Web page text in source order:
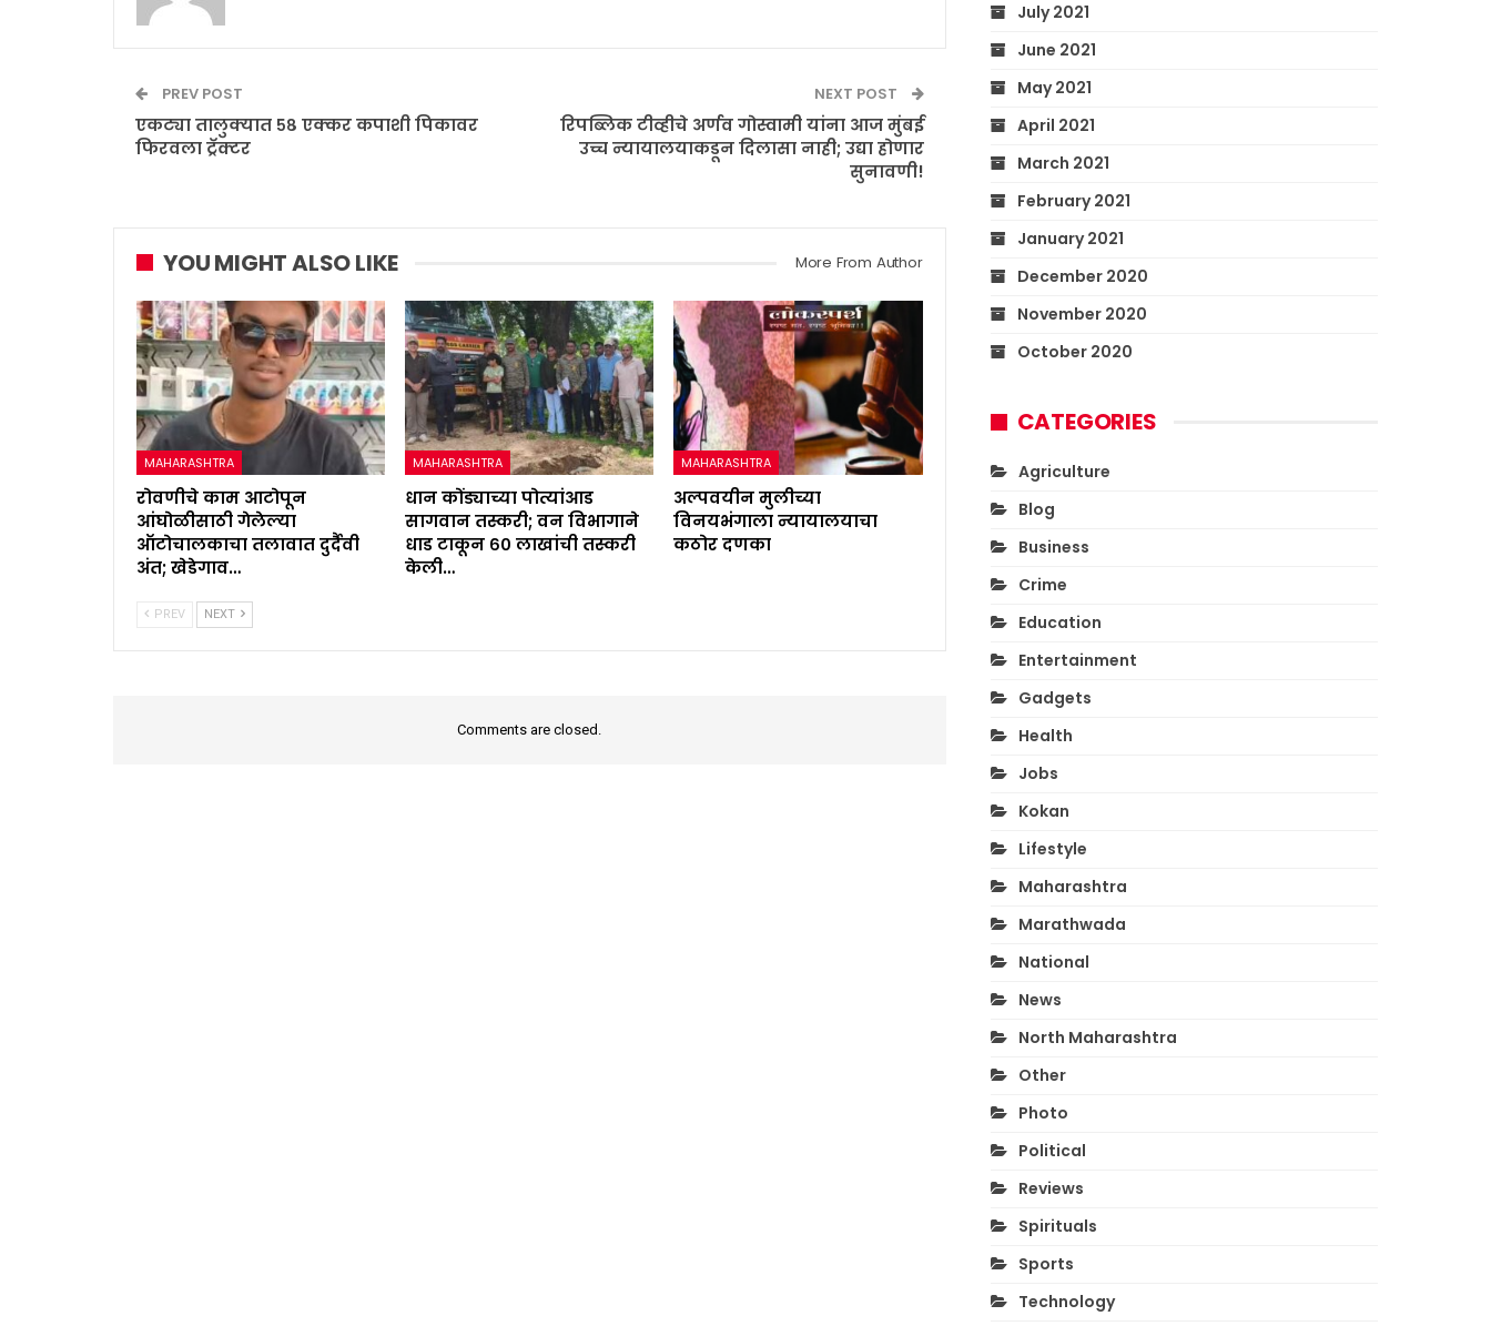
PREV POST
एकट्या तालुक्यात ५८ एक्कर कपाशी पिकावर
फिरवला ट्रॅक्टर
NEXT POST
रिपब्लिक टीव्हीचे अर्णव गोस्वामी यांना आज मुंबई
उच्च न्यायालयाकडून दिलासा नाही; उद्या होणार
सुनावणी!
YOU MIGHT ALSO LIKE More From Author
MAHARASHTRA
रोवणीचे काम आटोपून
आंघोळीसाठी गेलेल्या
ऑटोचालकाचा तलावात दुर्दैवी
अंत; खेडेगाव…
MAHARASHTRA
धान कोंड्याच्या पोत्यांआड
सागवान तस्करी; वन विभागाने
धाड टाकून ६० लाखांची तस्करी
केली…
MAHARASHTRA
अल्पवयीन मुलीच्या
विनयभंगाला न्यायालयाचा
कठोर दणका
PREV NEXT
Comments are closed.
July 2021
June 2021
May 2021
April 2021
March 2021
February 2021
January 2021
December 2020
November 2020
October 2020
CATEGORIES
Agriculture
Blog
Business
Crime
Education
Entertainment
Gadgets
Health
Jobs
Kokan
Lifestyle
Maharashtra
Marathwada
National
News
North Maharashtra
Other
Photo
Political
Reviews
Spirituals
Sports
Technology